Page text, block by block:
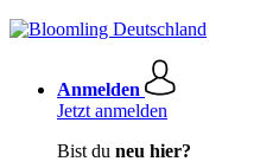
Anmelden
Jetzt anmelden
Bist du neu hier?